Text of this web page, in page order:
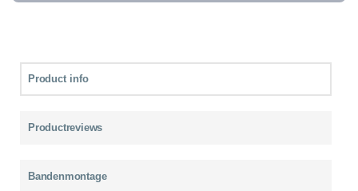
Product info
Productreviews
Bandenmontage